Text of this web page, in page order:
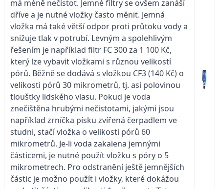
má méně nečistot. Jemné filtry se ovšem zanáší
dříve a je nutné vložky často měnit. Jemná
vložka má také větší odpor proti průtoku vody a
snižuje tlak v potrubí. Levným a spolehlivým
řešením je například filtr FC 300 za 1 100 Kč,
který lze vybavit vložkami s různou velikostí
pórů. Běžně se dodává s vložkou CF3 (140 Kč) o
velikosti pórů 30 mikrometrů, tj. asi polovinou
tloušťky lidského vlasu. Pokud je voda
znečištěna hrubými nečistotami, jakými jsou
například zrníčka písku zvířená čerpadlem ve
studni, stačí vložka o velikosti pórů 60
mikrometrů. Je-li voda zakalena jemnými
částicemi, je nutné použít vložku s póry o 5
mikrometrech. Pro odstranění ještě jemnějších
částic je možno použít i vložky, které dokážou